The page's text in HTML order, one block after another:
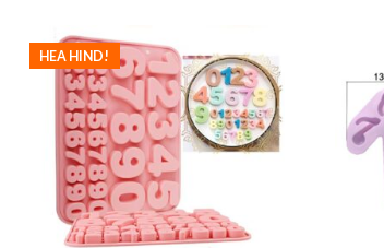
HEA HIND!